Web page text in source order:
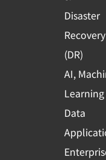
Disaster
Recovery
(DR)
AI,
Data